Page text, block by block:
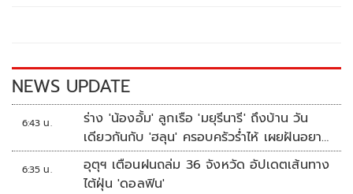
k k
NEWS UPDATE
6:43 น.
ร่าง 'น้องอั้ม' ลูกเรือ 'มยุรีนารี' ถึงบ้าน วัน
เดียวกันกับ 'ฮลุน' ครอบครัวร่ำไห้ เผยฝันอยาก
เป็นทหารเรือ
6:35 น.
อุตุฯ เตือนฝนถล่ม 36 จังหวัด อัปเดตเส้นทาง
ไต้ฝุ่น 'ดอลฟิน'